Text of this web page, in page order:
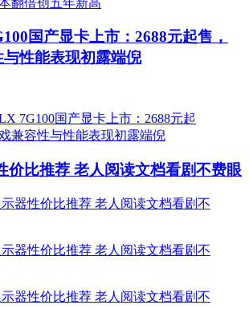
国产显卡上市：2688元起售，
性能表现初露端倪
价比推荐 老人阅读文档看剧不费眼